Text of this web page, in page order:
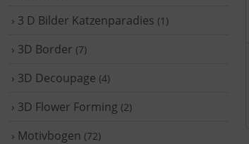
› 3 D Bilder Katzenparadies (1)
› 3D Border (7)
› 3D Decoupage (4)
› 3D Flower Forming (2)
› Motivbogen (72)